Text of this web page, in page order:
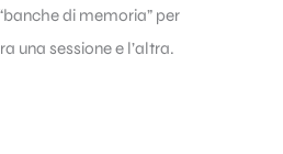
di memoria” per
una sessione e l’altra.